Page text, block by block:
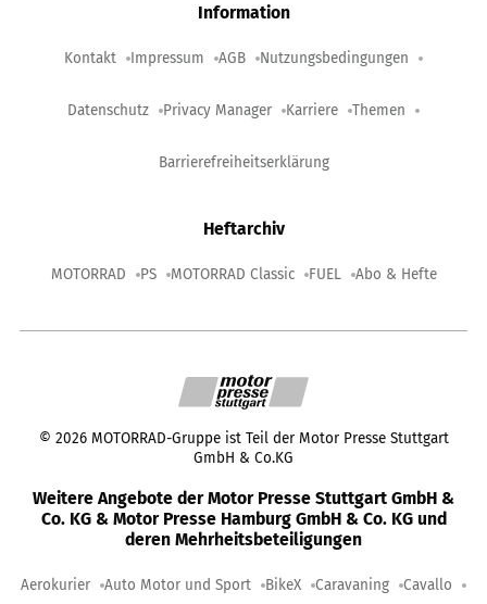
Information
Kontakt Impressum AGB Nutzungsbedingungen
Datenschutz Privacy Manager Karriere Themen
Barrierefreiheitserklärung
Heftarchiv
MOTORRAD PS MOTORRAD Classic FUEL Abo & Hefte
© 2026 MOTORRAD-Gruppe ist Teil der Motor Presse Stuttgart
GmbH & Co.KG
Weitere Angebote der Motor Presse Stuttgart GmbH &
Co. KG & Motor Presse Hamburg GmbH & Co. KG und
deren Mehrheitsbeteiligungen
Aerokurier Auto Motor und Sport BikeX Caravaning Cavallo